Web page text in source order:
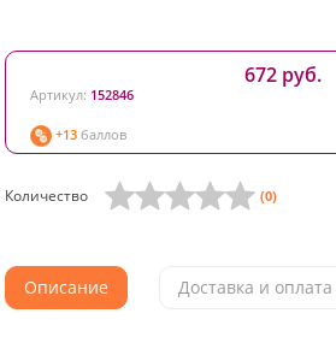
Артикул: 152846
+13 баллов
672 руб.
Количество (0)
Описание Доставка и оплата